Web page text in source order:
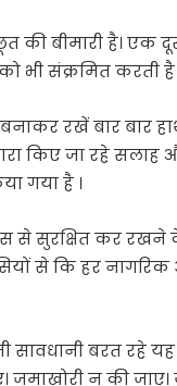
की बीमारी है। एक
भी संक्रमित करती
रखें बार बार
किए जा रहे
गया है ।
से सुरक्षित कर रखने
से कि हर नागरिक
बरत रहे यह
जमाखोरी न की